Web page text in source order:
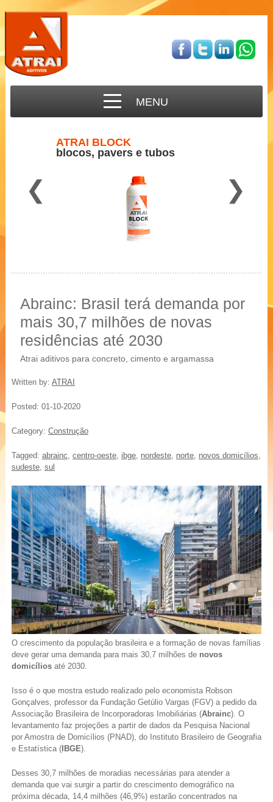
MENU
ATRAI BLOCK
blocos, pavers e tubos
❮ ❯
Abrainc: Brasil terá demanda por
mais 30,7 milhões de novas
residências até 2030
Atrai aditivos para concreto, cimento e argamassa
Written by: ATRAI
Posted: 01-10-2020
Category: Construção
Tagged: abrainc, centro-oeste, ibge, nordeste, norte, novos domicílios,
sudeste, sul
O crescimento da população brasileira e a formação de novas famílias
deve gerar uma demanda para mais 30,7 milhões de novos
domicíliosaté 2030.
Isso é o que mostra estudo realizado pelo economista Robson
Gonçalves, professor da Fundação Getúlio Vargas (FGV) a pedido da
Associação Brasileira de Incorporadoras Imobiliárias (Abrainc). O
levantamento faz projeções a partir de dados da Pesquisa Nacional
por Amostra de Domicílios (PNAD), do Instituto Brasileiro de Geografia
e Estatística (IBGE).
Desses 30,7 milhões de moradias necessárias para atender a
demanda que vai surgir a partir do crescimento demográfico na
próxima década, 14,4 milhões (46,9%) estarão concentrados na